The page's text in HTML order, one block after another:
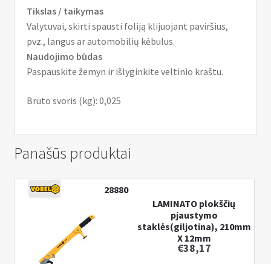
Tikslas / taikymas
Valytuvai, skirti spausti foliją klijuojant paviršius,
pvz., langus ar automobilių kėbulus.
Naudojimo būdas
Paspauskite žemyn ir išlyginkite veltinio kraštu.
Bruto svoris (kg): 0,025
Panašūs produktai
28880
LAMINATO plokščių
pjaustymo
staklės(giljotina), 210mm
X 12mm
€38,17